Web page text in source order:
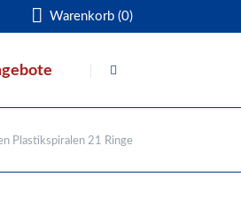
Warenkorb (0)
überspringen
Plastikspiralen 21 Ringe